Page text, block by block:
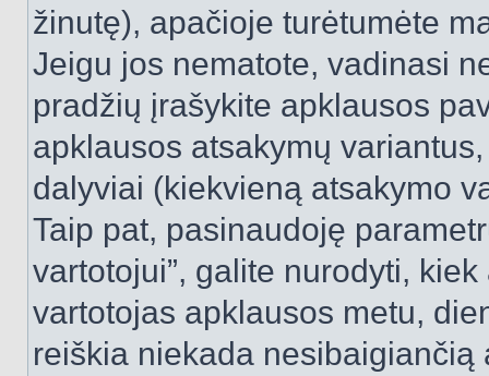
žinutę), apačioje turėtumėte
Jeigu jos nematote, vadinasi
pradžių įrašykite apklausos
apklausos atsakymų
dalyviai (kiekvieną atsakymo
Taip pat, pasinaudoję
vartotojui”, galite nurodyti,
vartotojas apklausos metu,
reiškia niekada